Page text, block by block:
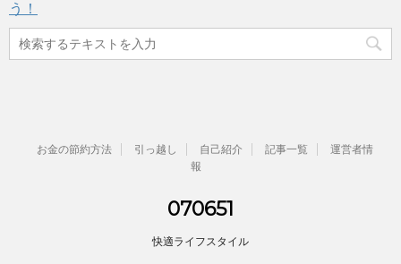
う！
お金の節約方法 引っ越し 自己紹介 記事一覧
運営者情
報
070651
快適ライフスタイル